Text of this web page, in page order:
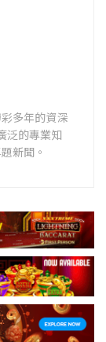
多年的資深
泛的專業知
新聞。